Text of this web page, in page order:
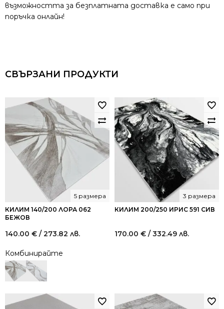
възможността за безплатната доставка е само при
поръчка онлайн!
СВЪРЗАНИ ПРОДУКТИ
КИЛИМ 140/200 ЛОРА 062
БЕЖОВ
5 размера
140.00 € / 273.82 лв.
Комбинирайте
КИЛИМ 200/250 ИРИС 591 СИВ
3 размера
170.00 € / 332.49 лв.